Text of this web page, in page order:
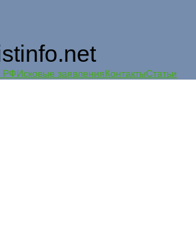
РФИсковые заявленияКонтактыСтатьи